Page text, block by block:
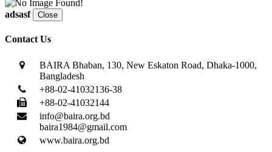
adsasf Close
Contact Us
BAIRA Bhaban, 130, New Eskaton Road, Dhaka-1000,
Bangladesh
+88-02-41032136-38
+88-02-41032144
info@baira.org.bd
baira1984@gmail.com
www.baira.org.bd